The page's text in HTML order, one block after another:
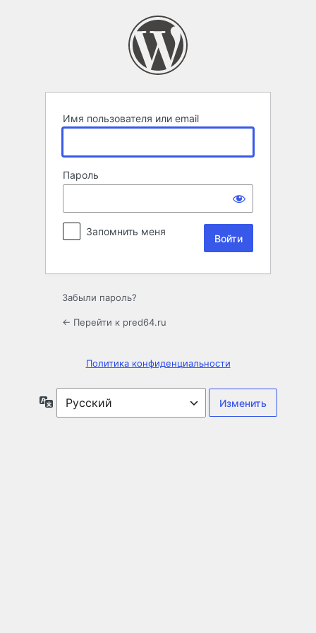
Имя пользователя или email
Пароль
Запомнить меня
Забыли пароль?
← Перейти к pred64.ru
Политика конфиденциальности
Язык